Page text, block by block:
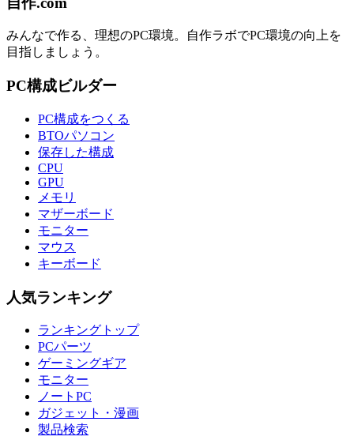
みんなで作る、理想のPC環境。 自作ラボでPC環境の向上を
目指しましょう。
PC構成ビルダー
PC構成をつくる
BTOパソコン
保存した構成
CPU
GPU
メモリ
マザーボード
モニター
マウス
キーボード
人気ランキング
ランキングトップ
PCパーツ
ゲーミングギア
モニター
ノートPC
ガジェット・漫画
製品検索